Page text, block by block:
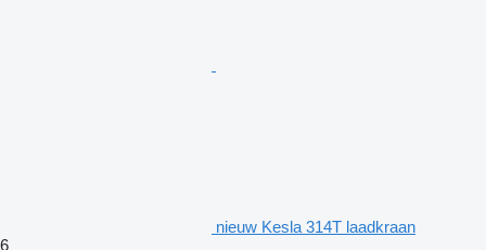
nieuw Kesla 314T laadkraan
6